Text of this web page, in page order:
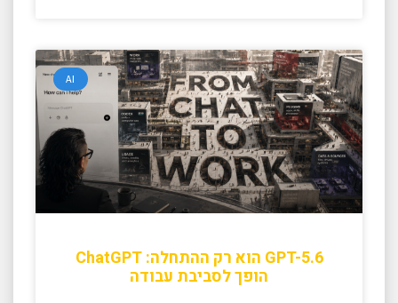
AI
GPT-5.6 הוא רק ההתחלה: ChatGPT
הופך לסביבת עבודה